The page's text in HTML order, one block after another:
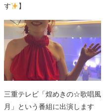
す
】
三重テレビ「煌めきの☆歌唱風
月」という番組に出演します